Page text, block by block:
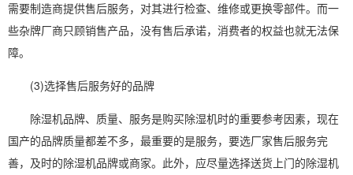
需要制造商提供售后服务，对其进行检查、维修或更换零部件。而一
些杂牌厂商只顾销售产品，没有售后承诺，消费者的权益也就无法保
障。
(3)选择售后服务好的品牌
除湿机品牌、质量、服务是购买除湿机时的重要参考因素，现在
国产的品牌质量都差不多，最重要的是服务，要选厂家售后服务完
善，及时的除湿机品牌或商家。此外，应尽量选择送货上门的除湿机